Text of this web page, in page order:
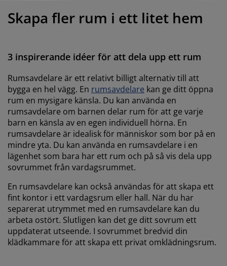
med förvaring
och tillbehör
och sytråd
och stryk
Skapa fler rum i ett litet hem
3 inspirerande idéer för att dela upp ett rum
Rumsavdelare är ett relativt billigt alternativ till att
bygga en hel vägg. En rumsavdelare kan ge ditt öppna
rum en mysigare känsla. Du kan använda en
rumsavdelare om barnen delar rum för att ge varje
barn en känsla av en egen individuell hörna. En
rumsavdelare är idealisk för människor som bor på en
mindre yta. Du kan använda en rumsavdelare i en
lägenhet som bara har ett rum och på så vis dela upp
sovrummet från vardagsrummet.
En rumsavdelare kan också användas för att skapa ett
fint kontor i ett vardagsrum eller hall. När du har
separerat utrymmet med en rumsavdelare kan du
arbeta ostört. Slutligen kan det ge ditt sovrum ett
uppdaterat utseende. I sovrummet bredvid din
klädkammare för att skapa ett privat omklädningsrum.